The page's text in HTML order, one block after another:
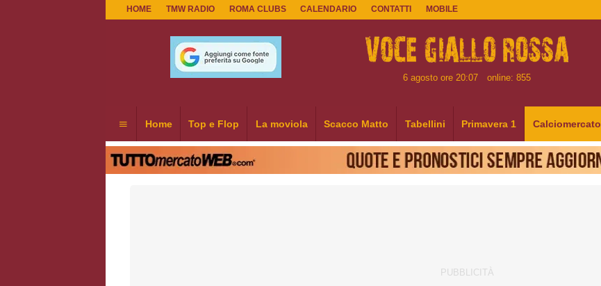
HOME TMW RADIO ROMA CLUBS CALENDARIO CONTATTI MOBILE
6 agosto ore 20:07 online: 855
Home Top e Flop La moviola Scacco Matto Tabellini Primavera 1 Calciomercato